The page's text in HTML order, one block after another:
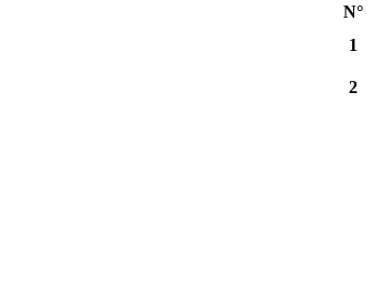
N°
1
2